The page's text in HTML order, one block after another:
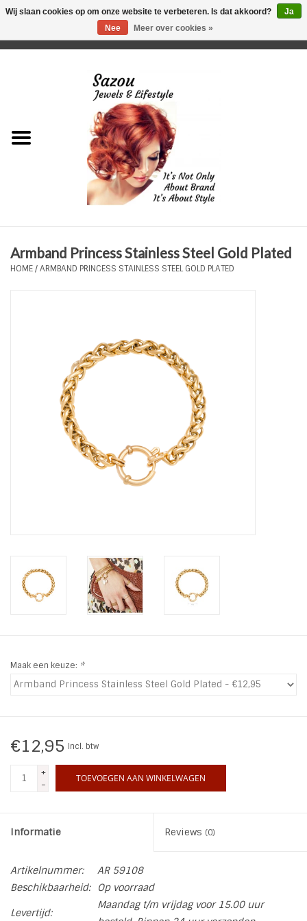
Just for Him
Plus Size Sieraden
Haaraccesoires
Zonnebrillen
LIFESTYLE PRODUCTEN
SALE
Armband Princess Stainless Steel Gold Plated
HOME/ARMBAND PRINCESS STAINLESS STEEL GOLD PLATED
Maak een keuze: *
€12,95 Incl. btw
+
-
TOEVOEGEN AAN WINKELWAGEN
Informatie Reviews (0)
Artikelnummer:
AR 59108
Beschikbaarheid:
Op voorraad
Levertijd:
Maandag t/m vrijdag voor 15.00 uur
Wij slaan cookies op om onze website te verbeteren. Is dat akkoord?
Ja
Nee
Meer over cookies »